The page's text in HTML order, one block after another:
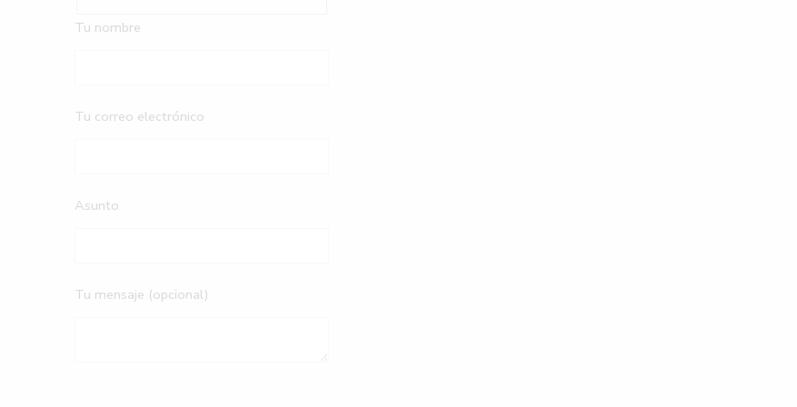
Tu nombre
Tu correo electrónico
Asunto
Tu mensaje (opcional)